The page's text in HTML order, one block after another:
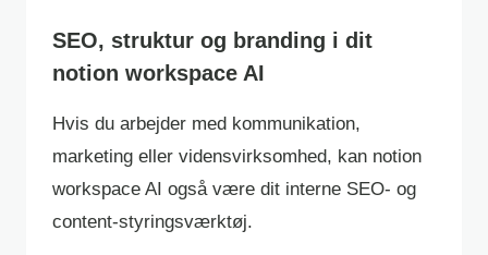
SEO, struktur og branding i dit
notion workspace AI
Hvis du arbejder med kommunikation,
marketing eller vidensvirksomhed, kan notion
workspace AI også være dit interne SEO- og
content-styringsværktøj.